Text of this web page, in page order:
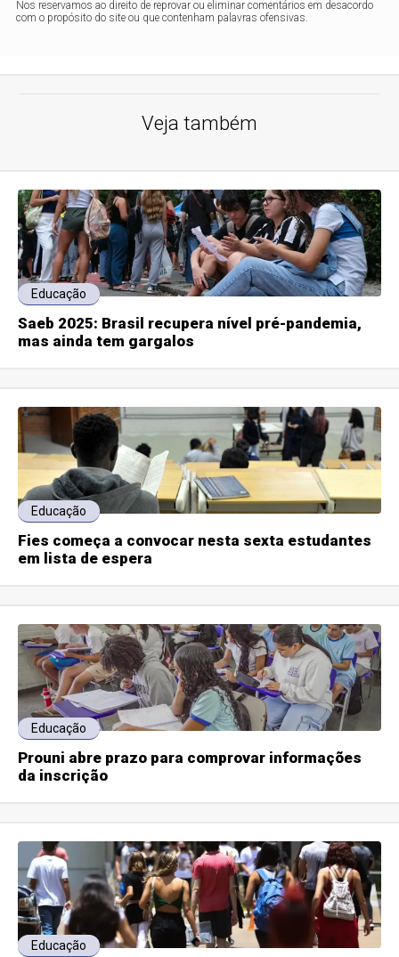
Nos reservamos ao direito de reprovar ou eliminar comentários em desacordo
com o propósito do site ou que contenham palavras ofensivas.
Veja também
Educação
Saeb 2025: Brasil recupera nível pré-pandemia,
mas ainda tem gargalos
Educação
Fies começa a convocar nesta sexta estudantes
em lista de espera
Educação
Prouni abre prazo para comprovar informações
da inscrição
Educação